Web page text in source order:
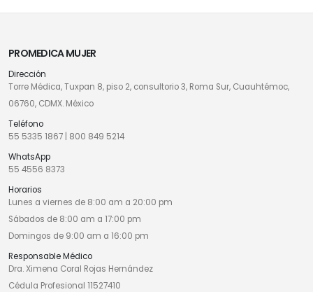
PROMEDICA MUJER
Dirección
Torre Médica, Tuxpan 8, piso 2, consultorio 3, Roma Sur, Cuauhtémoc,
06760, CDMX. México
Teléfono
55 5335 1867
800 849 5214
WhatsApp
55 4556 8373
Horarios
Lunes a viernes de 8:00 am a 20:00 pm
Sábados de 8:00 am a 17:00 pm
Domingos de 9:00 am a 16:00 pm
Responsable Médico
Dra. Ximena Coral Rojas Hernández
Cédula Profesional 11527410